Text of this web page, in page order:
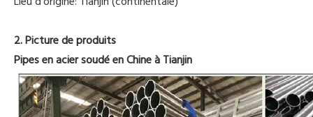
2. Picture de produits
Pipes en acier soudé en Chine à Tianjin